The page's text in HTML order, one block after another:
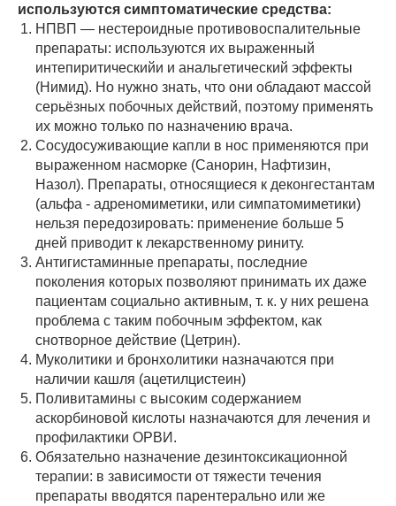
используются симптоматические средства:
НПВП — нестероидные противовоспалительные
препараты: используются их выраженный
интепиритическийи и анальгетический эффекты
(Нимид). Но нужно знать, что они обладают массой
серьёзных побочных действий, поэтому применять
их можно только по назначению врача.
Сосудосуживающие капли в нос применяются при
выраженном насморке (Санорин, Нафтизин,
Назол). Препараты, относящиеся к деконгестантам
(альфа - адреномиметики, или симпатомиметики)
нельзя передозировать: применение больше 5
дней приводит к лекарственному риниту.
Антигистаминные препараты, последние
поколения которых позволяют принимать их даже
пациентам социально активным, т. к. у них решена
проблема с таким побочным эффектом, как
снотворное действие (Цетрин).
Муколитики и бронхолитики назначаются при
наличии кашля (ацетилцистеин)
Поливитамины с высоким содержанием
аскорбиновой кислоты назначаются для лечения и
профилактики ОРВИ.
Обязательно назначение дезинтоксикационной
терапии: в зависимости от тяжести течения
препараты вводятся парентерально или же